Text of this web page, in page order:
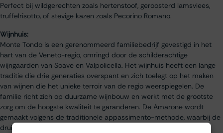
Perfect bij wildgerechten zoals hertenstoof, geroosterd lamsvlees,
truffelrisotto, of stevige kazen zoals Pecorino Romano.
Wijnhuis:
Monte Tondo is een gerenommeerd familiebedrijf gevestigd in het
hart van de Veneto-regio, omringd door de schilderachtige
wijngaarden van Soave en Valpolicella. Het wijnhuis heeft een lange
traditie die drie generaties overspant en zich toelegt op het maken
van wijnen die het unieke terroir van de regio weerspiegelen. De
familie richt zich op duurzame wijnbouw en werkt met de grootste
zorg om de hoogste kwaliteit te garanderen. De Amarone wordt
gemaakt volgens de traditionele appassimento-methode, waarbij de
druiven na de oogst worden ingedroogd op speciale rekken. Dit